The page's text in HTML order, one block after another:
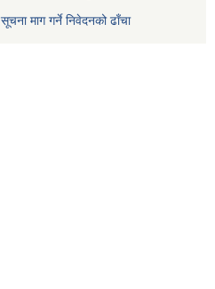
सूचना माग गर्ने निवेदनको ढाँचा